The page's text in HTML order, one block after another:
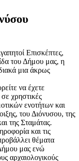
Επισκέπτες,
του Δήμου μας, η
μια άκρως
να έχετε
χρηστικές
ενοτήτων και
του Διόνυσου, της
της Σταμάτας.
και τις
θέματα
μας ενώ
αρχαιολογικούς